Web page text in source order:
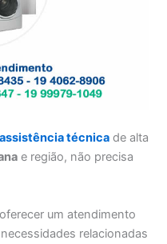
técnica de alta
e região, não precisa
um atendimento
relacionadas